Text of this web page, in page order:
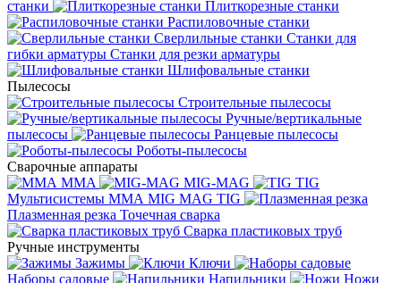
станки
Плиткорезные станки
Распиловочные станки
Сверлильные станки Станки для
гибки арматуры Станки для резки арматуры
Шлифовальные станки
Пылесосы
Строительные пылесосы
Ручные/вертикальные
пылесосы
Ранцевые пылесосы
Роботы-пылесосы
Сварочные аппараты
MMA
MIG-MAG
TIG
Мультисистемы ММА MIG MAG TIG
Плазменная резка Точечная сварка
Cварка пластиковых труб
Ручные инструменты
Зажимы
Ключи
Наборы садовые
Напильники
Ножи